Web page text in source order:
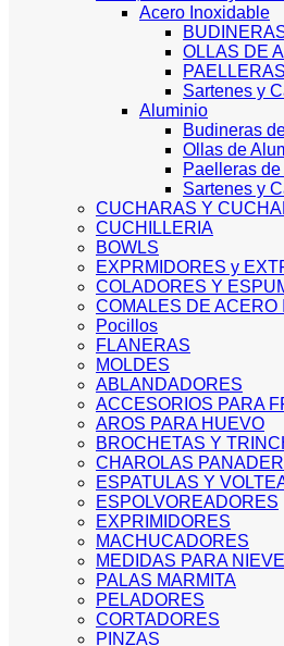
Acero Inoxidable
OLLAS DE
Sartenes y
Aluminio
Budineras
Ollas de
Paelleras
Sartenes y
CUCHARAS Y
CUCHILLERIA
BOWLS
EXPRMIDORES y
COLADORES Y
COMALES DE ACERO
Pocillos
FLANERAS
MOLDES
ABLANDADORES
ACCESORIOS PARA
AROS PARA HUEVO
BROCHETAS Y
CHAROLAS
ESPATULAS Y
ESPOLVOREADORES
EXPRIMIDORES
MACHUCADORES
MEDIDAS PARA NIEVE
PALAS MARMITA
PELADORES
CORTADORES
PINZAS